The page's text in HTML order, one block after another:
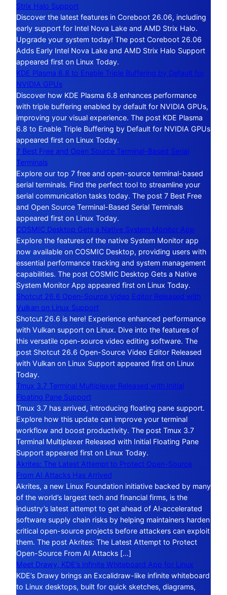
Strix Halo Support
Discover the latest features in Coreboot 26.06, including
early support for Intel Nova Lake and AMD Strix Halo.
Upgrade your system today! The post Coreboot 26.06
Adds Early Intel Nova Lake and AMD Strix Halo Support
appeared first on Linux Today.
KDE Plasma 6.8 to Enable Triple Buffering by Default for
NVIDIA GPUs
Discover how KDE Plasma 6.8 enhances performance
with triple buffering enabled by default for NVIDIA GPUs,
improving your visual experience. The post KDE Plasma
6.8 to Enable Triple Buffering by Default for NVIDIA GPUs
appeared first on Linux Today.
7 Best Free and Open Source Terminal-Based Serial
Terminals
Explore our top 7 free and open-source terminal-based
serial terminals. Find the perfect tool to streamline your
serial communication tasks today. The post 7 Best Free
and Open Source Terminal-Based Serial Terminals
appeared first on Linux Today.
COSMIC Desktop Gets a Native System Monitor App
Explore the features of the native System Monitor app
now available on COSMIC Desktop, providing users with
essential performance tracking and system management
capabilities. The post COSMIC Desktop Gets a Native
System Monitor App appeared first on Linux Today.
Shotcut 26.6 Open-Source Video Editor Released with
Vulkan on Linux Support
Shotcut 26.6 is here! Experience enhanced performance
with Vulkan support on Linux. Dive into the features of
this versatile open-source video editing software. The
post Shotcut 26.6 Open-Source Video Editor Released
with Vulkan on Linux Support appeared first on Linux
Today.
Tmux 3.7 Terminal Multiplexer Released with Initial
Floating Pane Support
Tmux 3.7 has arrived, introducing floating pane support.
Explore how this update can improve your terminal
workflow and boost productivity. The post Tmux 3.7
Terminal Multiplexer Released with Initial Floating Pane
Support appeared first on Linux Today.
Akrites: The Latest Attempt to Protect Open-Source
From AI Attacks Has Arrived
Akrites, a new Linux Foundation initiative backed by many
of the world’s largest tech and financial firms, is the
industry’s latest attempt to get ahead of AI‑accelerated
software supply chain risks by helping maintainers harden
critical open-source projects before attackers can exploit
them. The post Akrites: The Latest Attempt to Protect
Open-Source From AI Attacks […]
Meet Drawy, KDE’s Infinite Whiteboard App for Linux
KDE’s Drawy brings an Excalidraw-like infinite whiteboard
to Linux desktops, built for quick sketches, diagrams,